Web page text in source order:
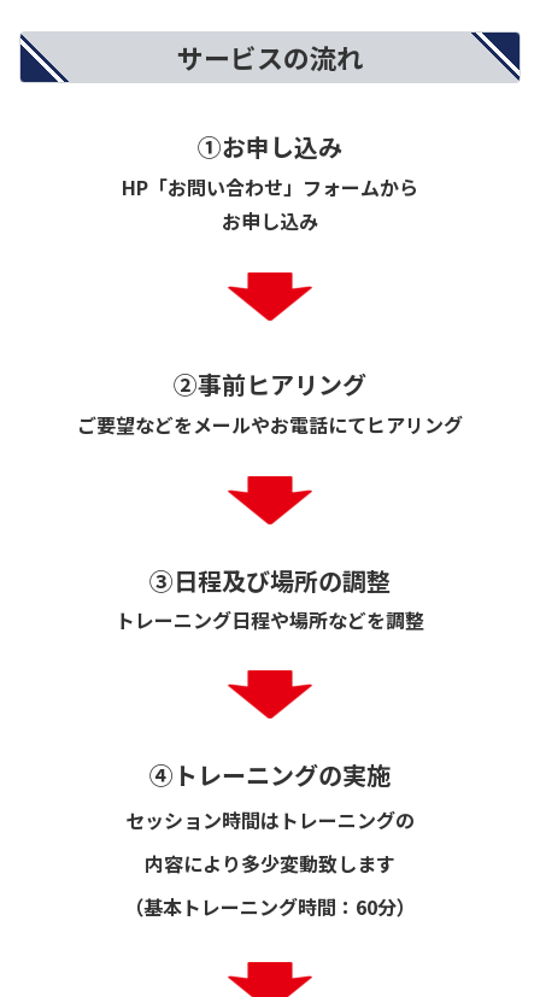
サービスの流れ
①お申し込み
HP「お問い合わせ」フォームから
お申し込み
②事前ヒアリング
ご要望などをメールやお電話にてヒアリング
③日程及び場所の調整
トレーニング日程や場所などを調整
④トレーニングの実施
セッション時間はトレーニングの
内容により多少変動致します
（基本トレーニング時間：60分）